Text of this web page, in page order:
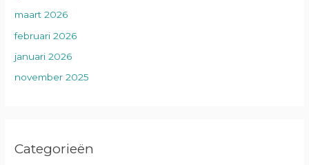
maart 2026
februari 2026
januari 2026
november 2025
Categorieën